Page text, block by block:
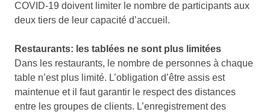
COVID-19 doivent limiter le nombre de participants aux
deux tiers de leur capacité d’accueil.
Restaurants: les tablées ne sont plus limitées
Dans les restaurants, le nombre de personnes à chaque
table n’est plus limité. L’obligation d’être assis est
maintenue et il faut garantir le respect des distances
entre les groupes de clients. L’enregistrement des